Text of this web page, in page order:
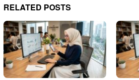
RELATED POSTS